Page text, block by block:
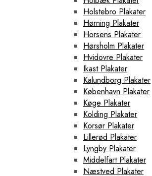
Holstebro Plakater
Hørning Plakater
Horsens Plakater
Hørsholm Plakater
Hvidovre Plakater
Ikast Plakater
Kalundborg Plakater
København Plakater
Køge Plakater
Kolding Plakater
Korsør Plakater
Lillerød Plakater
Lyngby Plakater
Middelfart Plakater
Næstved Plakater